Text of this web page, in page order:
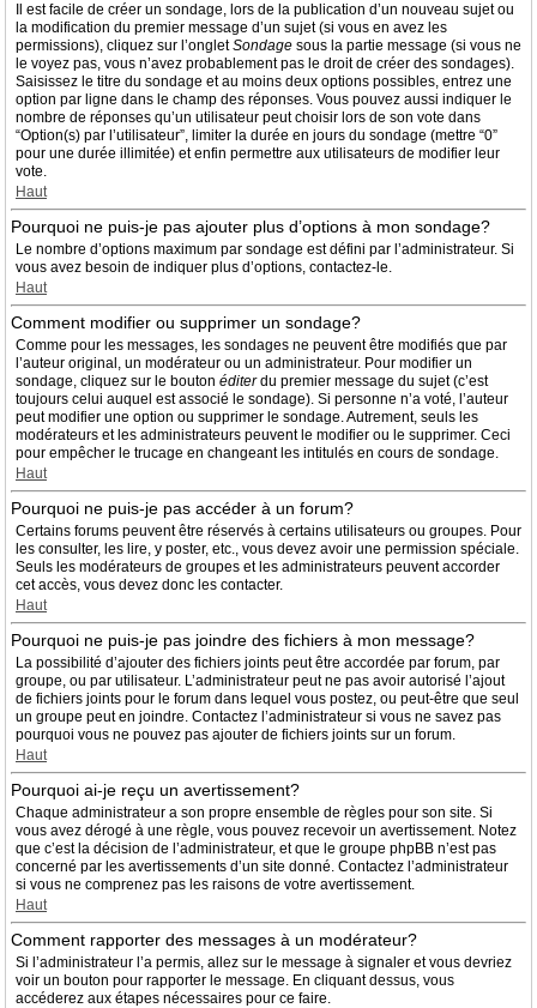
Il est facile de créer un sondage, lors de la publication d’un nouveau sujet ou
la modification du premier message d’un sujet (si vous en avez les
permissions), cliquez sur l’ongletSondage sous la partie message (si vous ne
le voyez pas, vous n’avez probablement pas le droit de créer des sondages).
Saisissez le titre du sondage et au moins deux options possibles, entrez une
option par ligne dans le champ des réponses. Vous pouvez aussi indiquer le
nombre de réponses qu’un utilisateur peut choisir lors de son vote dans
“Option(s) par l’utilisateur”, limiter la durée en jours du sondage (mettre “0”
pour une durée illimitée) et enfin permettre aux utilisateurs de modifier leur
vote.
Haut
Pourquoi ne puis-je pas ajouter plus d’options à mon sondage?
Le nombre d’options maximum par sondage est défini par l’administrateur. Si
vous avez besoin de indiquer plus d’options, contactez-le.
Haut
Comment modifier ou supprimer un sondage?
Comme pour les messages, les sondages ne peuvent être modifiés que par
l’auteur original, un modérateur ou un administrateur. Pour modifier un
sondage, cliquez sur le bouton éditerdu premier message du sujet (c’est
toujours celui auquel est associé le sondage). Si personne n’a voté, l’auteur
peut modifier une option ou supprimer le sondage. Autrement, seuls les
modérateurs et les administrateurs peuvent le modifier ou le supprimer. Ceci
pour empêcher le trucage en changeant les intitulés en cours de sondage.
Haut
Pourquoi ne puis-je pas accéder à un forum?
Certains forums peuvent être réservés à certains utilisateurs ou groupes. Pour
les consulter, les lire, y poster, etc., vous devez avoir une permission spéciale.
Seuls les modérateurs de groupes et les administrateurs peuvent accorder
cet accès, vous devez donc les contacter.
Haut
Pourquoi ne puis-je pas joindre des fichiers à mon message?
La possibilité d’ajouter des fichiers joints peut être accordée par forum, par
groupe, ou par utilisateur. L’administrateur peut ne pas avoir autorisé l’ajout
de fichiers joints pour le forum dans lequel vous postez, ou peut-être que seul
un groupe peut en joindre. Contactez l’administrateur si vous ne savez pas
pourquoi vous ne pouvez pas ajouter de fichiers joints sur un forum.
Haut
Pourquoi ai-je reçu un avertissement?
Chaque administrateur a son propre ensemble de règles pour son site. Si
vous avez dérogé à une règle, vous pouvez recevoir un avertissement. Notez
que c’est la décision de l’administrateur, et que le groupe phpBB n’est pas
concerné par les avertissements d’un site donné. Contactez l’administrateur
si vous ne comprenez pas les raisons de votre avertissement.
Haut
Comment rapporter des messages à un modérateur?
Si l’administrateur l’a permis, allez sur le message à signaler et vous devriez
voir un bouton pour rapporter le message. En cliquant dessus, vous
accéderez aux étapes nécessaires pour ce faire.